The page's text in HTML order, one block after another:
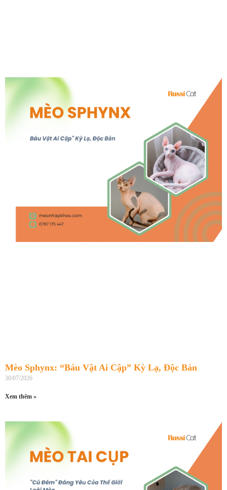
Mèo Sphynx: “Báu Vật Ai Cập” Kỳ Lạ, Độc Bản
30/07/2026
Xem thêm »